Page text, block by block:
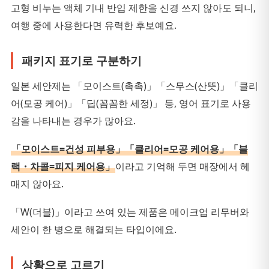
고형 비누는 액체 기내 반입 제한을 신경 쓰지 않아도 되니,
여행 중에 사용한다면 유력한 후보예요.
패키지 표기로 구분하기
일본 세안제는 「모이스트(촉촉)」「스무스(산뜻)」「클리
어(모공 케어)」「딥(꼼꼼한 세정)」 등, 영어 표기로 사용
감을 나타내는 경우가 많아요.
「모이스트=건성 피부용」「클리어=모공 케어용」「블
랙・차콜=피지 케어용」이라고 기억해 두면 매장에서 헤
매지 않아요.
「W(더블)」이라고 쓰여 있는 제품은 메이크업 리무버와
세안이 한 병으로 해결되는 타입이에요.
상황으로 고르기